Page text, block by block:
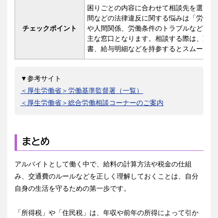
チェックポイント
困りごとの内容に合わせて相談先を選び
間などの法律違反に関する悩みは「労働
や人間関係、労働条件のトラブルなどは
主な窓口となります。相談する際は、勤
書、給与明細などを持参するとスムーズで
▼参考サイト
＜厚生労働省＞労働基準監督署（一覧）
＜厚生労働省＞総合労働相談コーナーのご案内
まとめ
アルバイトとして働く中で、給料の計算方法や税金の仕組
み、交通費のルールなどを正しく理解しておくことは、自分
自身の生活を守るための第一歩です。
「所得税」や「住民税」は、年収や前年の所得によって引か